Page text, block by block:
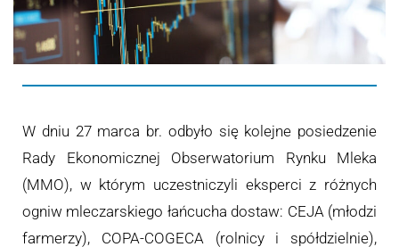
W dniu 27 marca br. odbyło się kolejne posiedzenie
Rady Ekonomicznej Obserwatorium Rynku Mleka
(MMO), w którym uczestniczyli eksperci z różnych
ogniw mleczarskiego łańcucha dostaw: CEJA (młodzi
farmerzy), COPA-COGECA (rolnicy i spółdzielnie),